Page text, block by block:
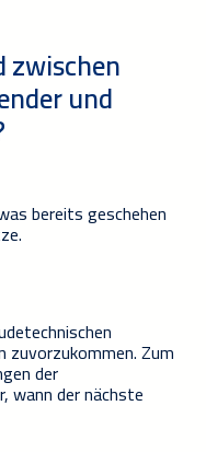
zwischen
und
bereits geschehen
zuvorzukommen.Zum
der
wann der nächste